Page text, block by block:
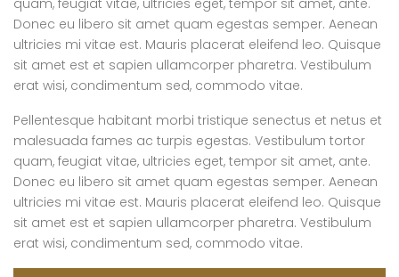
Donec eu libero sit amet quam egestas semper. Aenean
ultricies mi vitae est. Mauris placerat eleifend leo. Quisque
sit amet est et sapien ullamcorper pharetra. Vestibulum
erat wisi, condimentum sed, commodo vitae.
Pellentesque habitant morbi tristique senectus et netus et
malesuada fames ac turpis egestas. Vestibulum tortor
quam, feugiat vitae, ultricies eget, tempor sit amet, ante.
Donec eu libero sit amet quam egestas semper. Aenean
ultricies mi vitae est. Mauris placerat eleifend leo. Quisque
sit amet est et sapien ullamcorper pharetra. Vestibulum
erat wisi, condimentum sed, commodo vitae.